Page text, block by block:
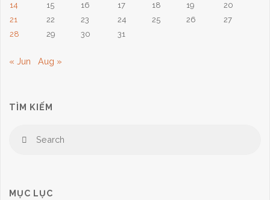
14
15 16 17 18 19
20
21
22 23 24 25 26
27
28
29 30 31
« Jun Aug »
TÌM KIẾM
Search
MỤC LỤC